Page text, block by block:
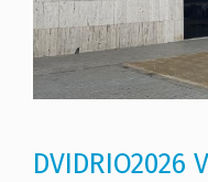
DVIDRIO2026